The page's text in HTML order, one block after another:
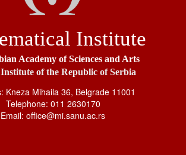
Institute
Academy of Sciences and Arts
of the Republic of Serbia
Kneza Mihaila 36, Belgrade 11001
Telephone: 011 2630170
Email: office@mi.sanu.ac.rs